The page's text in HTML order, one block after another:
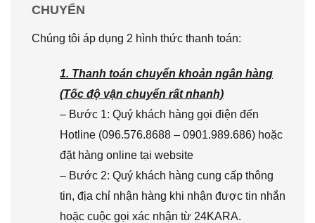
CHUYỂN
Chúng tôi áp dụng 2 hình thức thanh toán:
1. Thanh toán chuyển khoản ngân hàng
(Tốc độ vận chuyển rất nhanh)
– Bước 1: Quý khách hàng gọi điện đến
Hotline (096.576.8688 – 0901.989.686) hoặc
đặt hàng online tại website
– Bước 2: Quý khách hàng cung cấp thông
tin, địa chỉ nhận hàng khi nhận được tin nhắn
hoặc cuộc gọi xác nhận từ 24KARA.